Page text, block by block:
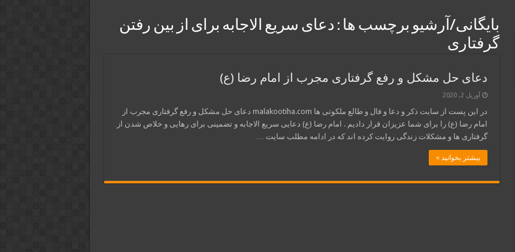
بین دو نفر تضمینی
فروش مغازه | متن آیات، روش انجام و فضیلت
| متن دعا، روش خواندن
بایگانی/آرشیو برچسب ها : دعای سریع الاجابه برای از بین رفتن
گرفتاری
دعای حل مشکل و رفع گرفتاری مجرب از امام رضا (ع)
آوریل 2, 2020
در این پست از سایت ذکر و دعا و فال و طالع ملکوتی ها malakootiha.com دعای حل مشکل و رفع گرفتاری مجرب از
امام رضا (ع) را برای شما عزیزان قرار دادیم . امام رضا (ع) دعایی سریع الاجابه و تضمینی برای رهایی و خلاص شدن از
گرفتاری ها و مشکلات زندگی روایت کرده اند که در ادامه مطلب سایت …
بیشتر بخوانید »